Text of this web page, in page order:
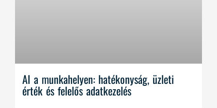
AI a munkahelyen: hatékonyság, üzleti
érték és felelős adatkezelés